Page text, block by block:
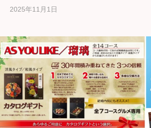
2025年11月1日
フ
ト
の
石
野